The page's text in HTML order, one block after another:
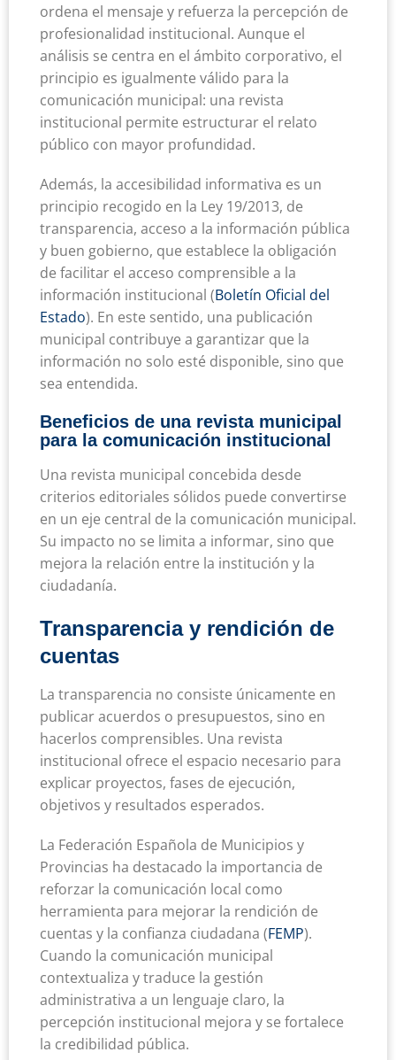
ordena el mensaje y refuerza la percepción de
profesionalidad institucional. Aunque el
análisis se centra en el ámbito corporativo, el
principio es igualmente válido para la
comunicación municipal: una revista
institucional permite estructurar el relato
público con mayor profundidad.
Además, la accesibilidad informativa es un
principio recogido en la Ley 19/2013, de
transparencia, acceso a la información pública
y buen gobierno, que establece la obligación
de facilitar el acceso comprensible a la
información institucional (Boletín Oficial del
Estado). En este sentido, una publicación
municipal contribuye a garantizar que la
información no solo esté disponible, sino que
sea entendida.
Beneficios de una revista municipal
para la comunicación institucional
Una revista municipal concebida desde
criterios editoriales sólidos puede convertirse
en un eje central de la comunicación municipal.
Su impacto no se limita a informar, sino que
mejora la relación entre la institución y la
ciudadanía.
Transparencia y rendición de
cuentas
La transparencia no consiste únicamente en
publicar acuerdos o presupuestos, sino en
hacerlos comprensibles. Una revista
institucional ofrece el espacio necesario para
explicar proyectos, fases de ejecución,
objetivos y resultados esperados.
La Federación Española de Municipios y
Provincias ha destacado la importancia de
reforzar la comunicación local como
herramienta para mejorar la rendición de
cuentas y la confianza ciudadana (FEMP).
Cuando la comunicación municipal
contextualiza y traduce la gestión
administrativa a un lenguaje claro, la
percepción institucional mejora y se fortalece
la credibilidad pública.